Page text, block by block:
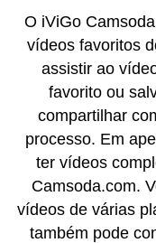
O iViGo
vídeos favoritos
assistir ao
favorito ou
compartilhar
processo. Em
ter vídeos
Camsoda.com.
vídeos de várias
também pode